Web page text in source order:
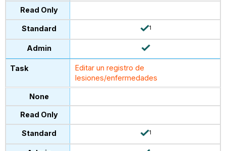
1
Editar un registro de
lesiones/enfermedades
1